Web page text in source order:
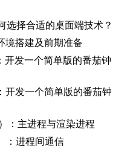
选择合适的桌面端技术？
境搭建及前期准备
发一个简单版的番茄钟
发一个简单版的番茄钟
：主进程与渲染进程
：进程间通信